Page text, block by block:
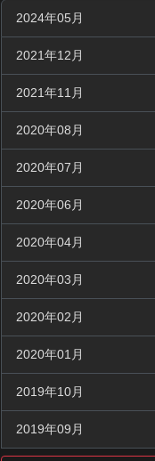
2024年05月
2021年12月
2021年11月
2020年08月
2020年07月
2020年06月
2020年04月
2020年03月
2020年02月
2020年01月
2019年10月
2019年09月